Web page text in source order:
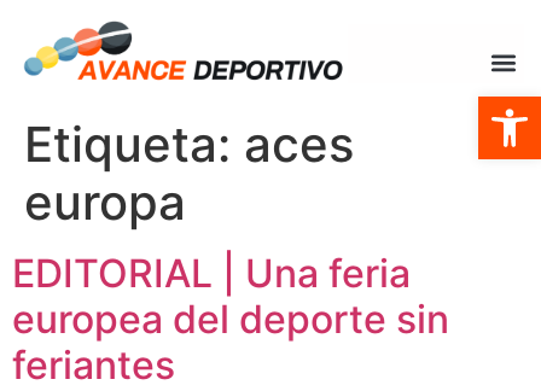
Abrir
Etiqueta: aces
europa
EDITORIAL | Una feria
europea del deporte sin
feriantes